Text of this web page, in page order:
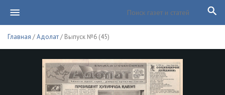
Главная /Адолат/ Выпуск №6 (45)